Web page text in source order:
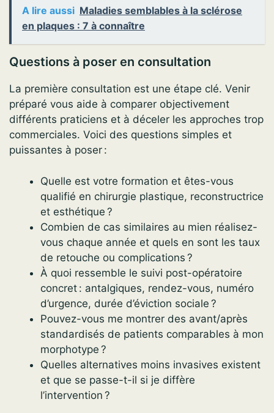
A lire aussi Maladies semblables à la sclérose
en plaques : 7 à connaître
Questions à poser en consultation
La première consultation est une étape clé. Venir
préparé vous aide à comparer objectivement
différents praticiens et à déceler les approches trop
commerciales. Voici des questions simples et
puissantes à poser :
Quelle est votre formation et êtes-vous
qualifié en chirurgie plastique, reconstructrice
et esthétique ?
Combien de cas similaires au mien réalisez-
vous chaque année et quels en sont les taux
de retouche ou complications ?
À quoi ressemble le suivi post-opératoire
concret : antalgiques, rendez-vous, numéro
d’urgence, durée d’éviction sociale ?
Pouvez-vous me montrer des avant/après
standardisés de patients comparables à mon
morphotype ?
Quelles alternatives moins invasives existent
et que se passe-t-il si je diffère
l’intervention ?